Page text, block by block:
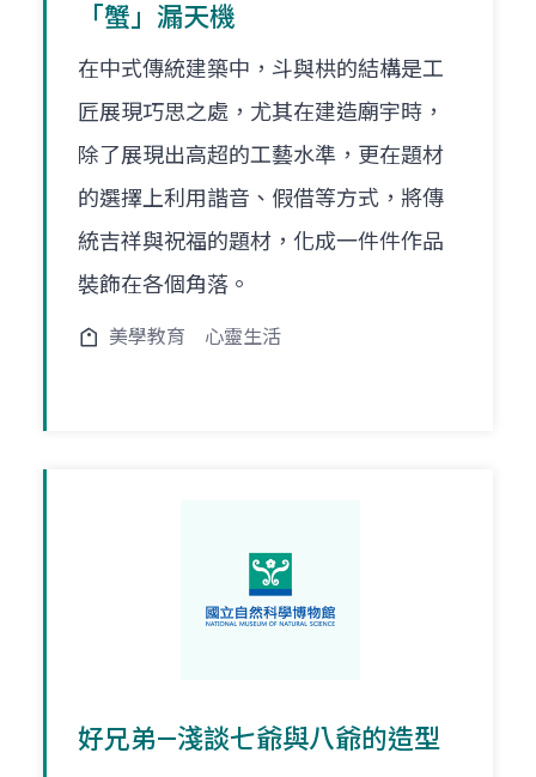
「蟹」漏天機
在中式傳統建築中，斗與栱的結構是工
匠展現巧思之處，尤其在建造廟宇時，
除了展現出高超的工藝水準，更在題材
的選擇上利用諧音、假借等方式，將傳
統吉祥與祝福的題材，化成一件件作品
裝飾在各個角落。
美學教育 心靈生活
好兄弟—淺談七爺與八爺的造型